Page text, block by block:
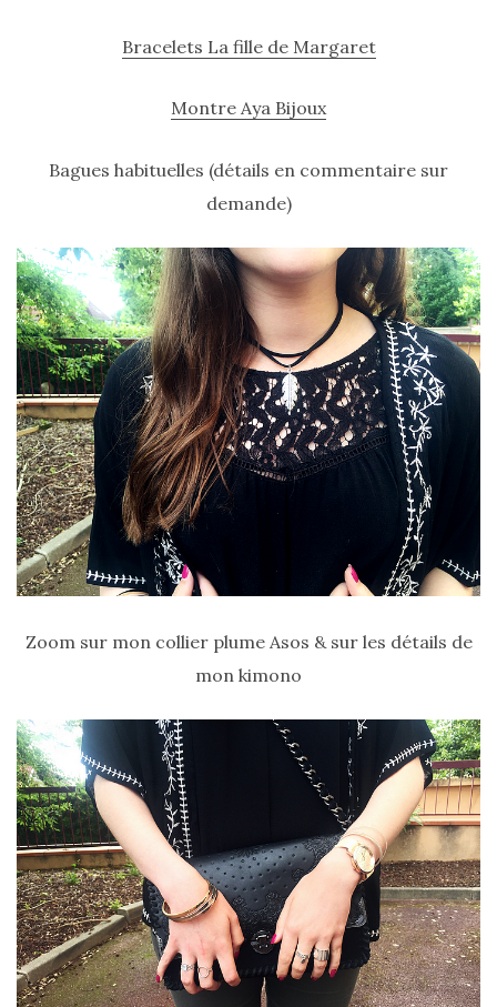
(5)
achats
(45)
Lookbook
(175)
Luxe
&
maroquinerie
(218)
Sélections
shopping
(43)
ARCHIVES
DU BLOG
Bracelets La fille de Margaret
Montre Aya Bijoux
Bagues habituelles (détails en commentaire sur
demande)
Zoom sur mon collier plume Asos & sur les détails de
mon kimono